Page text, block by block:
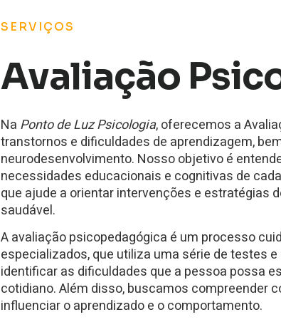
SERVIÇOS
Avaliação
Na Ponto de Luz Psicologia, oferecemos a
transtornos e dificuldades de aprendizagem,
neurodesenvolvimento. Nosso objetivo é
necessidades educacionais e cognitivas de
que ajude a orientar intervenções e estratégias
saudável.
A avaliação psicopedagógica é um processo
especializados, que utiliza uma série de testes
identificar as dificuldades que a pessoa possa
cotidiano. Além disso, buscamos compreender
influenciar o aprendizado e o comportamento.